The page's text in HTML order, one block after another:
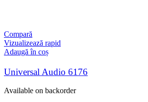
Compară
Vizualizează rapid
Adaugă în coș
Universal Audio 6176
Available on backorder